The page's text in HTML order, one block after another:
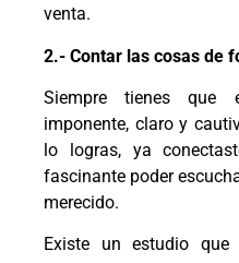
venta.
2.- Contar las cosas de
Siempre tienes que
imponente, claro y
lo logras, ya
fascinante poder
merecido.
Existe un estudio